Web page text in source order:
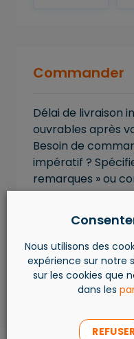
Commander
Délai de livraison
ouvrables après
Besoin de
impératif ?
remarques » ou
+32.4.263.59.69.
Nous utilisons des
expérience sur notre
sur les cookies que
dans les